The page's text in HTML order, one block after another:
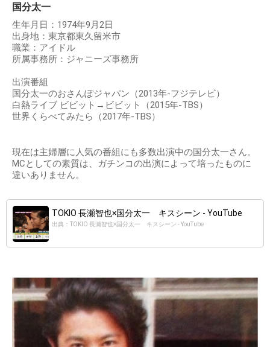
国分太一
生年月日：1974年9月2日
出身地：東京都東久留米市
職業：アイドル
所属事務所：ジャニーズ事務所
出演番組
国分太一のおさんぽジャパン（2013年-フジテレビ）
白熱ライブ ビビット→ビビット（2015年-TBS）
世界くらべてみたら（2017年-TBS）
現在は主婦層に人気の番組にも多数出演中の国分太一さん。
MCとしての素質は、ガチンコの出演によって培ったものに
違いありません。
TOKIO 長瀬智也×国分太一 キスシーン - YouTube
出典：TOKIO 長瀬智也×国分太一 キスシーン - YouTube